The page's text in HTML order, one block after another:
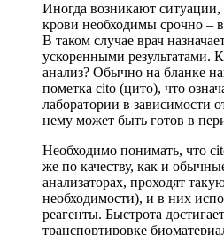
Иногда возникают ситуации,
крови необходимы срочно –
В таком случае врач
ускоренными результатами.
анализ? Обычно на бланке
пометка cito (цито), что
лаборатории в зависимости
нему может быть готов в
Необходимо понимать, что
же по качеству, как и
анализаторах, проходят
необходимости), и в них
реагенты. Быстрота
транспортировке